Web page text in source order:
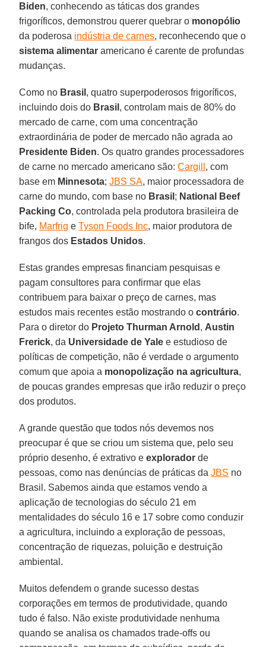
Biden, conhecendo as táticas dos grandes
frigoríficos, demonstrou querer quebrar o monopólio
da poderosa indústria de carnes, reconhecendo que o
sistema alimentar americano é carente de profundas
mudanças.
Como no Brasil , quatro superpoderosos frigoríficos,
incluindo dois do Brasil , controlam mais de 80% do
mercado de carne, com uma concentração
extraordinária de poder de mercado não agrada ao
Presidente Biden. Os quatro grandes processadores
de carne no mercado americano são:Cargill , com
base em Minnesota;JBS SA, maior processadora de
carne do mundo, com base no Brasil ; National Beef
Packing Co, controlada pela produtora brasileira de
bife, Marfrig eTyson Foods Inc, maior produtora de
frangos dos Estados Unidos.
Estas grandes empresas financiam pesquisas e
pagam consultores para confirmar que elas
contribuem para baixar o preço de carnes, mas
estudos mais recentes estão mostrando ocontrário.
Para o diretor do Projeto Thurman Arnold , Austin
Frerick, da Universidade de Yale e estudioso de
políticas de competição, não é verdade o argumento
comum que apoia a monopolização na agricultura,
de poucas grandes empresas que irão reduzir o preço
dos produtos.
A grande questão que todos nós devemos nos
preocupar é que se criou um sistema que, pelo seu
próprio desenho, é extrativo eexplorador de
pessoas, como nas denúncias de práticas daJBS no
Brasil. Sabemos ainda que estamos vendo a
aplicação de tecnologias do século 21 em
mentalidades do século 16 e 17 sobre como conduzir
a agricultura, incluindo a exploração de pessoas,
concentração de riquezas, poluição e destruição
ambiental.
Muitos defendem o grande sucesso destas
corporações em termos de produtividade, quando
tudo é falso. Não existe produtividade nenhuma
quando se analisa os chamados trade-offs ou